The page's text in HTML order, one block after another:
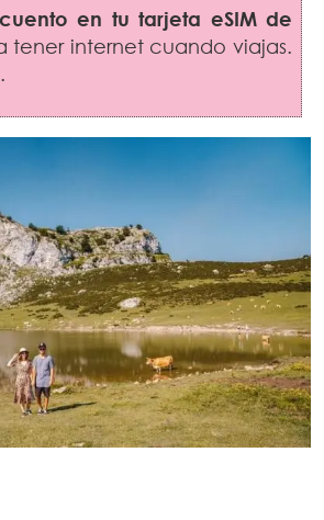
en tu tarjeta eSIM de
tener internet cuando viajas.
.